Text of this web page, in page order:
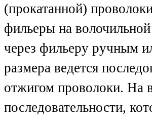
(прокатанной)
фильеры на волочильной
через фильеру ручным
размера ведется
отжигом проволоки. На
последовательности,